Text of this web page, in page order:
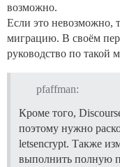
возможно.
Если это невозможно,
миграцию. В своём
руководство по такой
pfaffman:
Кроме того,
поэтому нужно
letsencrypt. Также
выполнить полную